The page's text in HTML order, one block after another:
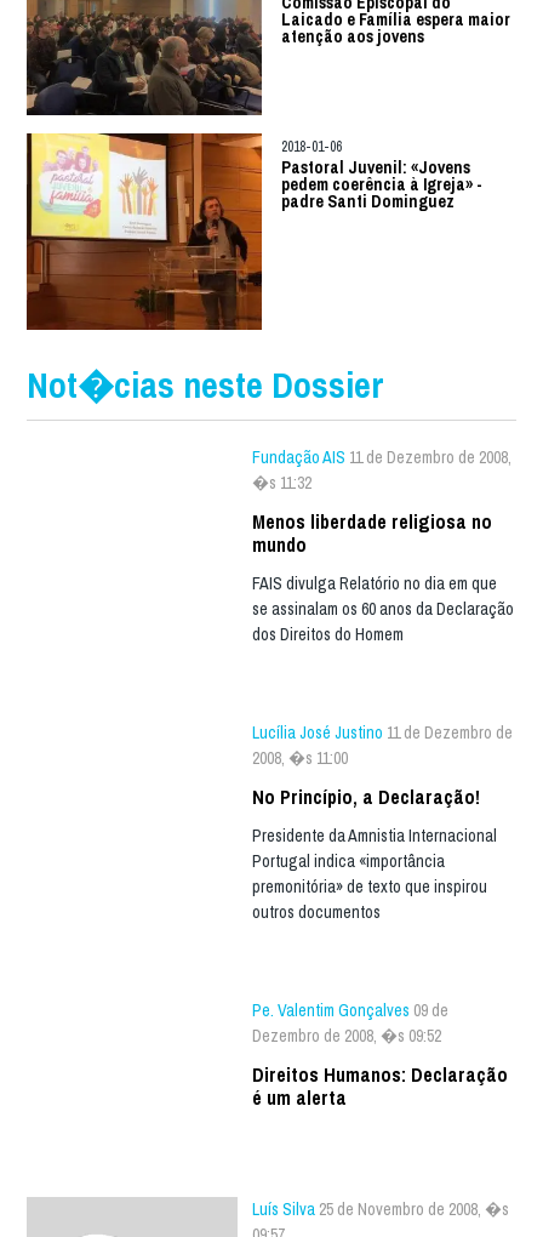
Laicado e Família espera maior
atenção aos jovens
2018-01-06
Pastoral Juvenil: «Jovens
pedem coerência à Igreja» -
padre Santi Dominguez
Not�cias neste Dossier
Fundação AIS 11 de Dezembro de 2008,
�s 11:32
Menos liberdade religiosa no
mundo
FAIS divulga Relatório no dia em que
se assinalam os 60 anos da Declaração
dos Direitos do Homem
Lucília José Justino 11 de Dezembro de
2008, �s 11:00
No Princípio, a Declaração!
Presidente da Amnistia Internacional
Portugal indica «importância
premonitória» de texto que inspirou
outros documentos
Pe. Valentim Gonçalves 09 de
Dezembro de 2008, �s 09:52
Direitos Humanos: Declaração
é um alerta
Luís Silva 25 de Novembro de 2008, �s